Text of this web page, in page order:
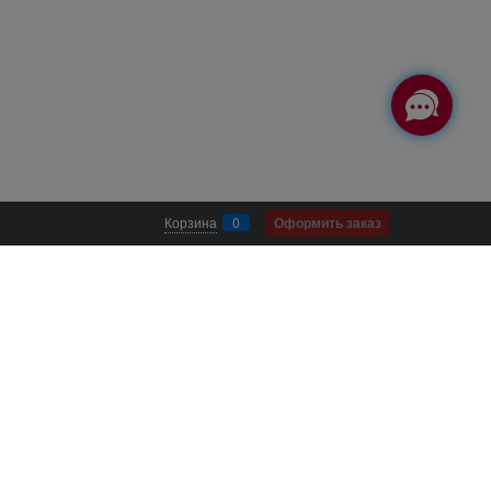
Корзина 0 Оформить заказ